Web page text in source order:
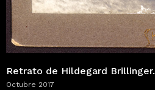
Retrato de Hildegard Brillinger.
Octubre 2017